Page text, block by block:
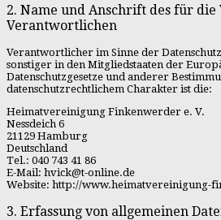
2. Name und Anschrift des für
Verantwortlichen
Verantwortlicher im Sinne der
sonstiger in den Mitgliedstaaten der
Datenschutzgesetze und anderer
datenschutzrechtlichem Charakter ist die:
Heimatvereinigung Finkenwerder e. V.
Nessdeich 6
21129 Hamburg
Deutschland
Tel.: 040 743 41 86
E-Mail: hvick@t-online.de
Website: http://www.heimatvereinigung-
3. Erfassung von allgemeinen